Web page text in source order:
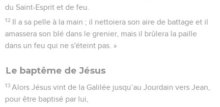
du Saint-Esprit et de feu.
12 Il a sa pelle à la main ; il nettoiera son aire de battage et il
amassera son blé dans le grenier, mais il brûlera la paille
dans un feu qui ne s'éteint pas. »
Le baptême de Jésus
13 Alors Jésus vint de la Galilée jusqu’au Jourdain vers Jean,
pour être baptisé par lui,